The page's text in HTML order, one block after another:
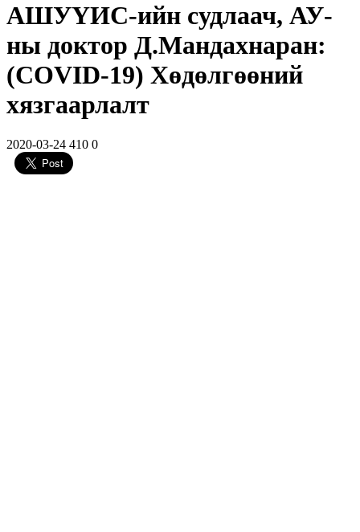
АШУҮИС-ийн судлаач, АУ-
ны доктор Д.Мандахнаран:
(COVID-19) Хөдөлгөөний
хязгаарлалт
2020-03-24 410 0